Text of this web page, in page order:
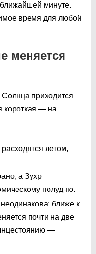
ближайшей минуте.
время для любой
меняется
приходится
короткая — на
летом,
а Зухр
полудню.
ближе к
почти на две
—